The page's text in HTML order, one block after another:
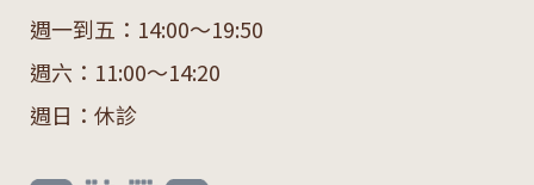
週一到五：14:00～19:50
週六：11:00～14:20
週日：休診